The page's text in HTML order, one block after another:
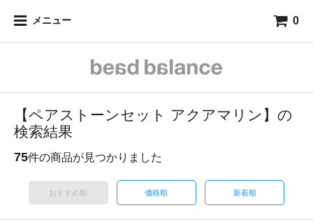
メニュー 0
【ペアストーンセット アクアマリン】の
検索結果
75件の商品が見つかりました
おすすめ順 価格順 新着順